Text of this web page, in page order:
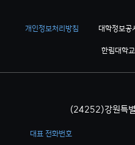
개인정보처리방침 대학정보공
한림대학
(24252)강원특
대표 전화번호